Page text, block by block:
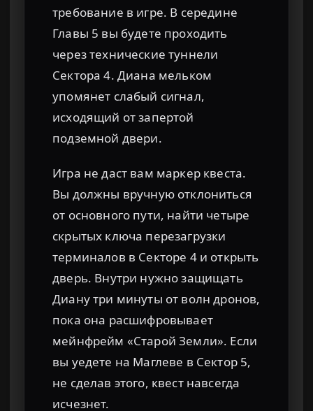
требование в игре. В середине
Главы 5 вы будете проходить
через технические туннели
Сектора 4. Диана мельком
упомянет слабый сигнал,
исходящий от запертой
подземной двери.
Игра не даст вам маркер квеста.
Вы должны вручную отклониться
от основного пути, найти четыре
скрытых ключа перезагрузки
терминалов в Секторе 4 и открыть
дверь. Внутри нужно защищать
Диану три минуты от волн дронов,
пока она расшифровывает
мейнфрейм «Старой Земли». Если
вы уедете на Маглеве в Сектор 5,
не сделав этого, квест навсегда
исчезнет.